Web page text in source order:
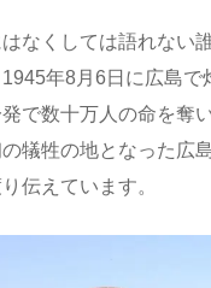
なくしては語れない
年8月6日に広島で
で数十万人の命を奪
犠牲の地となった広
伝えています。